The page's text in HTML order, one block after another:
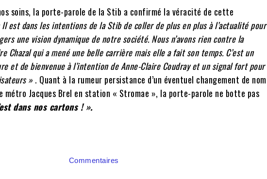
soins, la porte-parole de la Stib a confirmé la véracité de cette
Il est dans les intentions de la Stib de coller de plus en plus à l’actualité pour
une vision dynamique de notre société. Nous n’avons rien contre la
Chazal qui a mené une belle carrière mais elle a fait son temps. C’est un
et de bienvenue à l’intention de Anne-Claire Coudray et un signal fort pour
» . Quant à la rumeur persistance d’un éventuel changement de nom
métro Jacques Brel en station « Stromae », la porte-parole ne botte pas
dans nos cartons ! ».
Commentaires